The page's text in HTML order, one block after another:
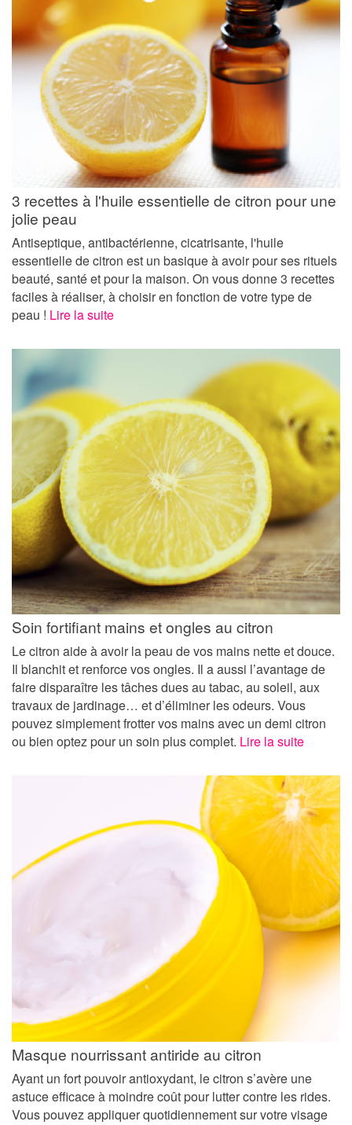
3 recettes à l'huile essentielle de citron pour une
jolie peau
Antiseptique, antibactérienne, cicatrisante, l'huile
essentielle de citron est un basique à avoir pour ses rituels
beauté, santé et pour la maison. On vous donne 3 recettes
faciles à réaliser, à choisir en fonction de votre type de
peau ! Lire la suite
Soin fortifiant mains et ongles au citron
Le citron aide à avoir la peau de vos mains nette et douce.
Il blanchit et renforce vos ongles. Il a aussi l’avantage de
faire disparaître les tâches dues au tabac, au soleil, aux
travaux de jardinage… et d’éliminer les odeurs. Vous
pouvez simplement frotter vos mains avec un demi citron
ou bien optez pour un soin plus complet. Lire la suite
Masque nourrissant antiride au citron
Ayant un fort pouvoir antioxydant, le citron s’avère une
astuce efficace à moindre coût pour lutter contre les rides.
Vous pouvez appliquer quotidiennement sur votre visage